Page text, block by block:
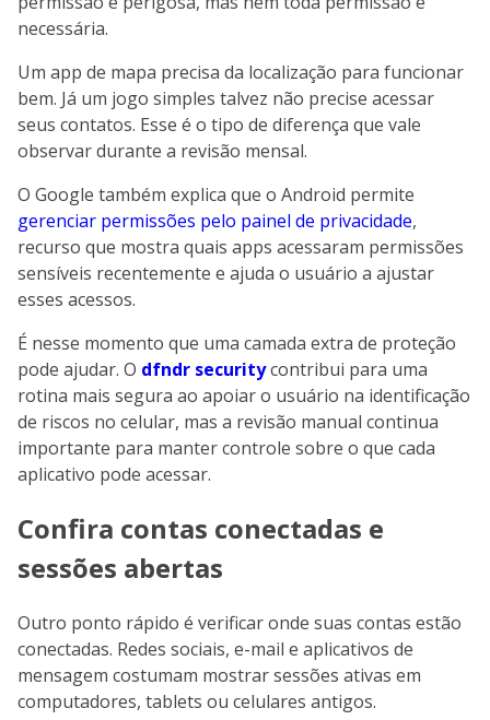
necessária.
Um app de mapa precisa da localização para funcionar
bem. Já um jogo simples talvez não precise acessar
seus contatos. Esse é o tipo de diferença que vale
observar durante a revisão mensal.
O Google também explica que o Android permite
gerenciar permissões pelo painel de privacidade,
recurso que mostra quais apps acessaram permissões
sensíveis recentemente e ajuda o usuário a ajustar
esses acessos.
É nesse momento que uma camada extra de proteção
pode ajudar. O dfndr securitycontribui para uma
rotina mais segura ao apoiar o usuário na identificação
de riscos no celular, mas a revisão manual continua
importante para manter controle sobre o que cada
aplicativo pode acessar.
Confira contas conectadas e
sessões abertas
Outro ponto rápido é verificar onde suas contas estão
conectadas. Redes sociais, e-mail e aplicativos de
mensagem costumam mostrar sessões ativas em
computadores, tablets ou celulares antigos.